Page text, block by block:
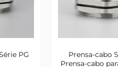
PG
Prensa-cabo
Prensa-cabo